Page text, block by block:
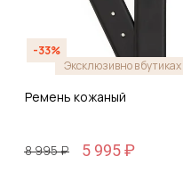
-33%
Эксклюзивно в бутиках
Ремень кожаный
8 995 ₽ 5 995 ₽